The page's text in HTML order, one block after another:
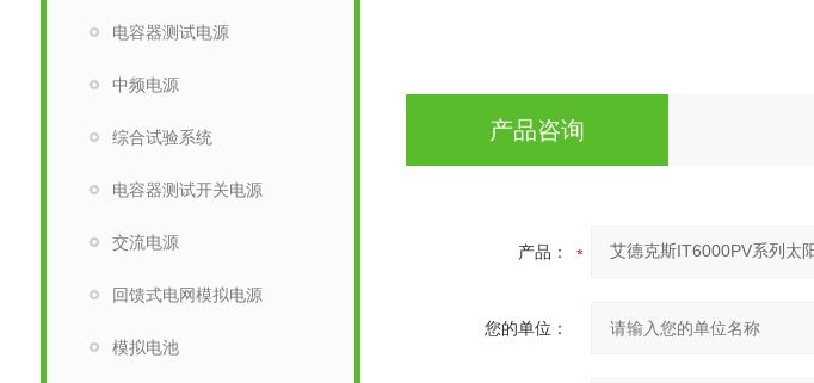
电容器测试电源
中频电源
综合试验系统
电容器测试开关电源
交流电源
回馈式电网模拟电源
模拟电池
产品咨询
产品：
您的单位：